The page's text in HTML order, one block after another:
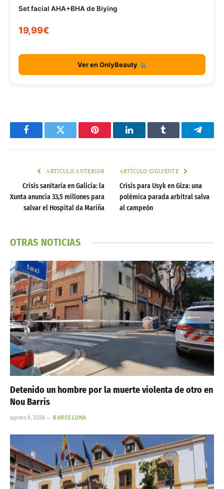
Set facial AHA+BHA de Biying
19,99€
Ver en OnlyBeauty
FacebookTwitter Pinterest LinkedInTumblr
ARTÍCULO ANTERIOR
Crisis sanitaria en Galicia: la
Xunta anuncia 33,5 millones para
salvar el Hospital da Mariña
ARTÍCULO SIGUIENTE
Crisis para Usyk en Giza: una
polémica parada arbitral salva
al campeón
OTRAS NOTICIAS
Detenido un hombre por la muerte violenta de otro en
Nou Barris
agosto 8, 2026 BARCELONA